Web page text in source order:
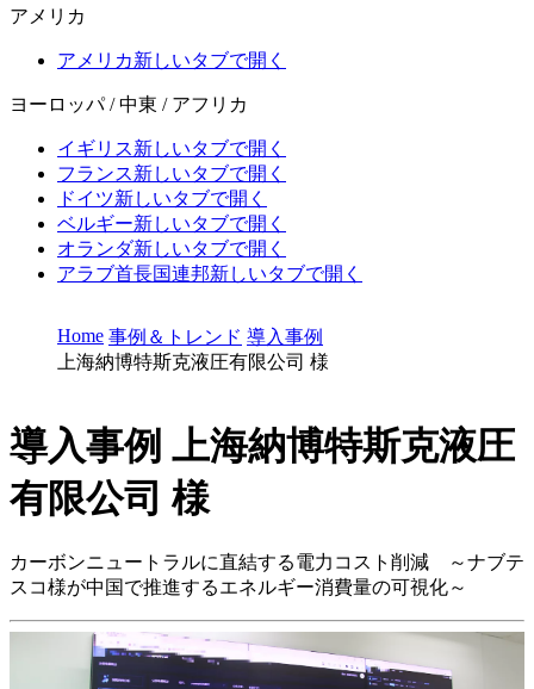
アメリカ
アメリカ新しいタブで開く
ヨーロッパ / 中東 / アフリカ
イギリス新しいタブで開く
フランス新しいタブで開く
ドイツ新しいタブで開く
ベルギー新しいタブで開く
オランダ新しいタブで開く
アラブ首長国連邦新しいタブで開く
Home 事例＆トレンド 導入事例
上海納博特斯克液圧有限公司 様
導入事例 上海納博特斯克液圧
有限公司 様
カーボンニュートラルに直結する電力コスト削減 ～ナブテ
スコ様が中国で推進するエネルギー消費量の可視化～